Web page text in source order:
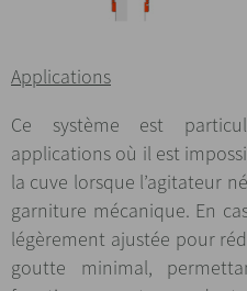
Applications
Ce système est
applications où il est
la cuve lorsque l’agitateur
garniture mécanique. En
légèrement ajustée pour
goutte minimal,